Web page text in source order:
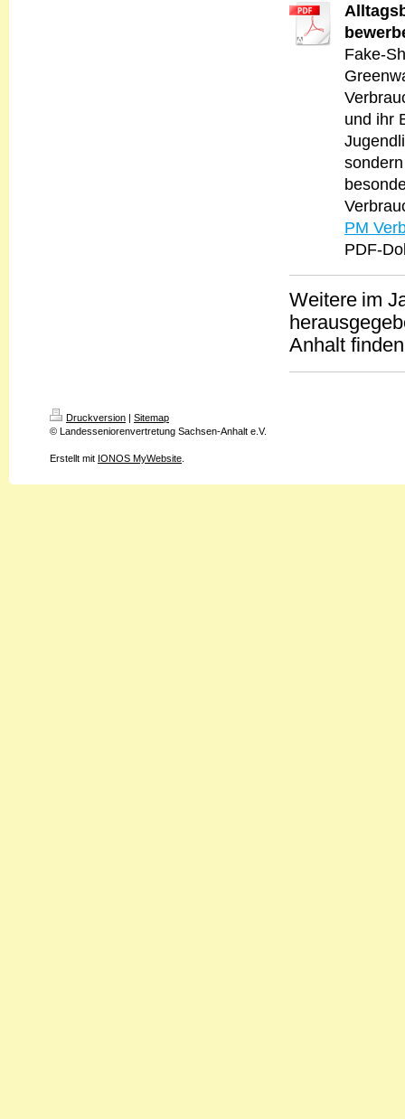
Fake-
und ihr
PM
PDF-
Weitere im
Anhalt
Druckversion | Sitemap
© Landesseniorenvertretung Sachsen-Anhalt e.V.
Erstellt mit IONOS MyWebsite